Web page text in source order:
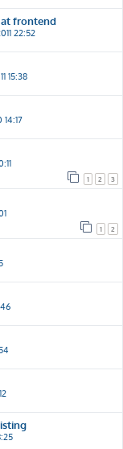
at frontend
22:52
15:38
14:17
1 2 3
1 2